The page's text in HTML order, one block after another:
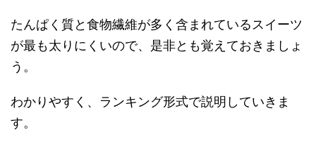
たんぱく質と食物繊維が多く含まれているスイーツ
が最も太りにくいので、是非とも覚えておきましょ
う。
わかりやすく、ランキング形式で説明していきま
す。